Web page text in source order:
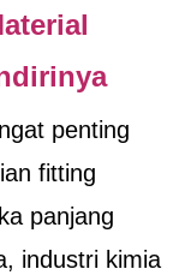
penting
fitting
panjang
industri kimia